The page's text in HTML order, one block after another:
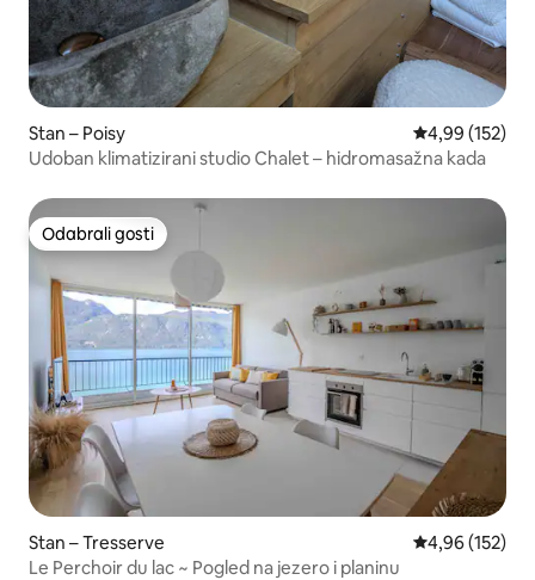
Stan – Poisy Prosječna
4,99 (152)
Udoban klimatizirani studio Chalet – hidromasažna kada
Odabrali gosti
Odabrali gosti
Stan – Tresserve Prosječna
4,96 (152)
Le Perchoir du lac ~ Pogled na jezero i planinu